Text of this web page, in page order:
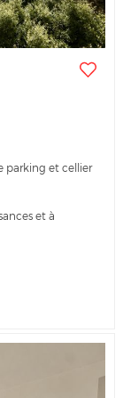
parking et cellier
et à